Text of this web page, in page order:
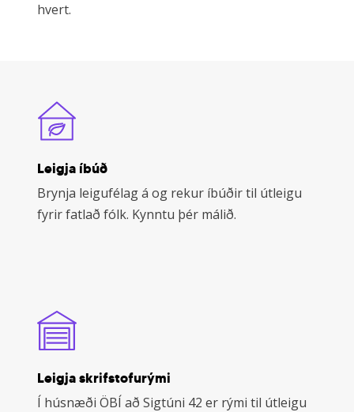
hvert.
Leigja íbúð
Brynja leigufélag á og rekur íbúðir til útleigu
fyrir fatlað fólk. Kynntu þér málið.
more
Leigja skrifstofurými
Í húsnæði ÖBÍ að Sigtúni 42 er rými til útleigu